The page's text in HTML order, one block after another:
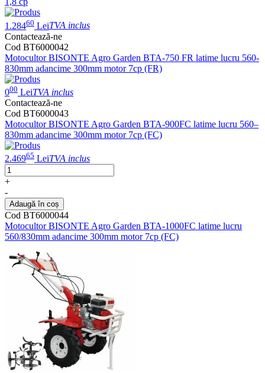
1.28460 LeiTVA inclus
Contactează-ne
Cod BT6000042
Motocultor BISONTE Agro Garden BTA-750 FR latime lucru 560-
830mm adancime 300mm motor 7cp (FR)
000 LeiTVA inclus
Contactează-ne
Cod BT6000043
Motocultor BISONTE Agro Garden BTA-900FC latime lucru 560–
830mm adancime 300mm motor 7cp (FC)
2.46965 LeiTVA inclus
+
-
Adaugă în coș
Cod BT6000044
Motocultor BISONTE Agro Garden BTA-1000FC latime lucru
560/830mm adancime 300mm motor 7cp (FC)